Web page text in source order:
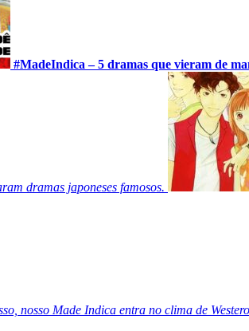
#MadeIndica – 5 dramas que vieram de
dramas japoneses famosos.
nosso Made Indica entra no clima de